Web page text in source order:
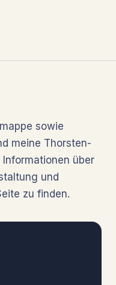
sowie
meine Thorsten-
über
und
zu finden.